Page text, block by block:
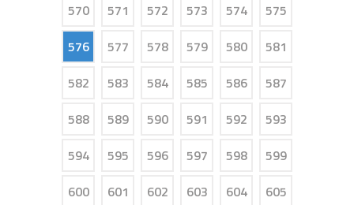
570
571 572 573 574
575
576
577 578 579 580
581
582
583 584 585 586
587
588
589 590 591 592
593
594
595 596 597 598
599
600
601 602 603 604
605